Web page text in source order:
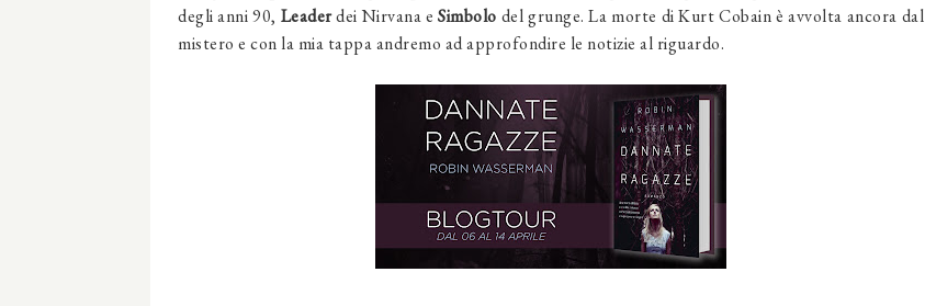
degli anni 90, Leaderdei Nirvana eSimbolo del grunge. La morte di Kurt Cobain è avvolta ancora dal
mistero e con la mia tappa andremo ad approfondire le notizie al riguardo.